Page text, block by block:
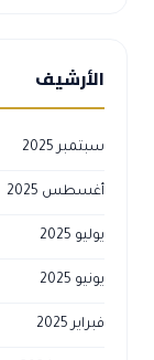
الأرشيف
سبتمبر 2025
أغسطس 2025
يوليو 2025
يونيو 2025
فبراير 2025